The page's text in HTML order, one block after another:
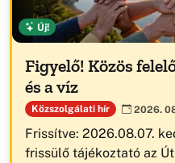
Új!
Figyelő! Közös
és a víz
Közszolgálati hír 2026.
Frissítve: 2026.08.07.
frissülő tájékoztató az